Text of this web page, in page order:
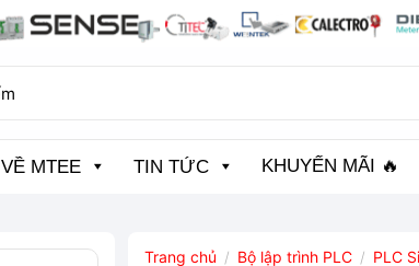
VỀ MTEE TIN TỨC KHUYẾN MÃI 🔥
Trang chủ / Bộ lập trình PLC / PLC